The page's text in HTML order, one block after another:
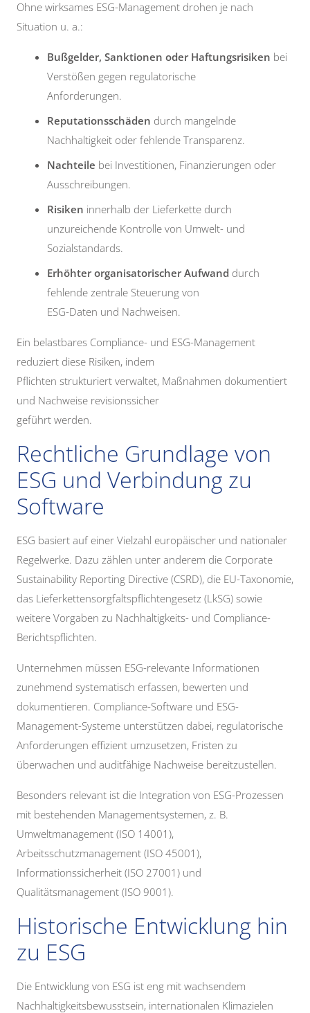
Ohne wirksames ESG-Management drohen je nach
Situation u. a.:
Bußgelder, Sanktionen oder Haftungsrisiken bei
Verstößen gegen regulatorische
Anforderungen.
Reputationsschäden durch mangelnde
Nachhaltigkeit oder fehlende Transparenz.
Nachteile bei Investitionen, Finanzierungen oder
Ausschreibungen.
Risiken innerhalb der Lieferkette durch
unzureichende Kontrolle von Umwelt- und
Sozialstandards.
Erhöhter organisatorischer Aufwand durch
fehlende zentrale Steuerung von
ESG-Daten und Nachweisen.
Ein belastbares Compliance- und ESG-Management
reduziert diese Risiken, indem
Pflichten strukturiert verwaltet, Maßnahmen dokumentiert
und Nachweise revisionssicher
geführt werden.
Rechtliche Grundlage von
ESG und Verbindung zu
Software
ESG basiert auf einer Vielzahl europäischer und nationaler
Regelwerke. Dazu zählen unter anderem die Corporate
Sustainability Reporting Directive (CSRD), die EU-Taxonomie,
das Lieferkettensorgfaltspflichtengesetz (LkSG) sowie
weitere Vorgaben zu Nachhaltigkeits- und Compliance-
Berichtspflichten.
Unternehmen müssen ESG-relevante Informationen
zunehmend systematisch erfassen, bewerten und
dokumentieren. Compliance-Software und ESG-
Management-Systeme unterstützen dabei, regulatorische
Anforderungen effizient umzusetzen, Fristen zu
überwachen und auditfähige Nachweise bereitzustellen.
Besonders relevant ist die Integration von ESG-Prozessen
mit bestehenden Managementsystemen, z. B.
Umweltmanagement (ISO 14001),
Arbeitsschutzmanagement (ISO 45001),
Informationssicherheit (ISO 27001) und
Qualitätsmanagement (ISO 9001).
Historische Entwicklung hin
zu ESG
Die Entwicklung von ESG ist eng mit wachsendem
Nachhaltigkeitsbewusstsein, internationalen Klimazielen